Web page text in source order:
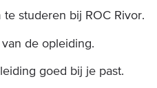
studeren bij ROC Rivor.
de opleiding.
goed bij je past.